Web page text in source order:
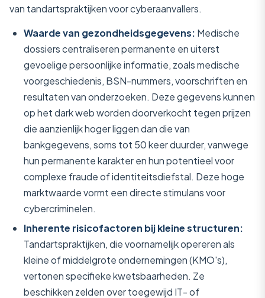
van tandartspraktijken voor cyberaanvallers.
Waarde van gezondheidsgegevens: Medische
dossiers centraliseren permanente en uiterst
gevoelige persoonlijke informatie, zoals medische
voorgeschiedenis, BSN-nummers, voorschriften en
resultaten van onderzoeken. Deze gegevens kunnen
op het dark web worden doorverkocht tegen prijzen
die aanzienlijk hoger liggen dan die van
bankgegevens, soms tot 50 keer duurder, vanwege
hun permanente karakter en hun potentieel voor
complexe fraude of identiteitsdiefstal. Deze hoge
marktwaarde vormt een directe stimulans voor
cybercriminelen.
Inherente risicofactoren bij kleine structuren:
Tandartspraktijken, die voornamelijk opereren als
kleine of middelgrote ondernemingen (KMO's),
vertonen specifieke kwetsbaarheden. Ze
beschikken zelden over toegewijd IT- of